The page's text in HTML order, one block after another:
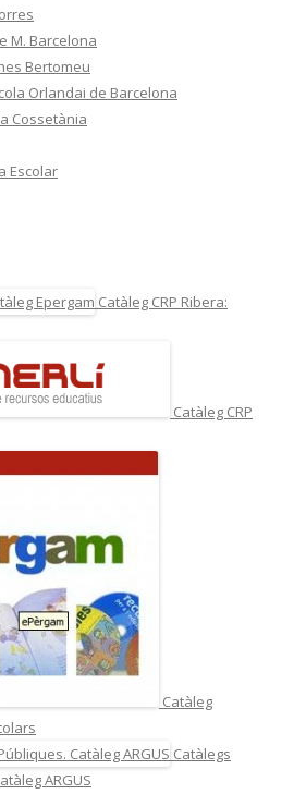
M. Barcelona
Bertomeu
Orlandai de Barcelona
Cossetània
Escolar
Catàleg CRP Ribera:
Catàleg CRP
Catàleg
Catàlegs
ARGUS